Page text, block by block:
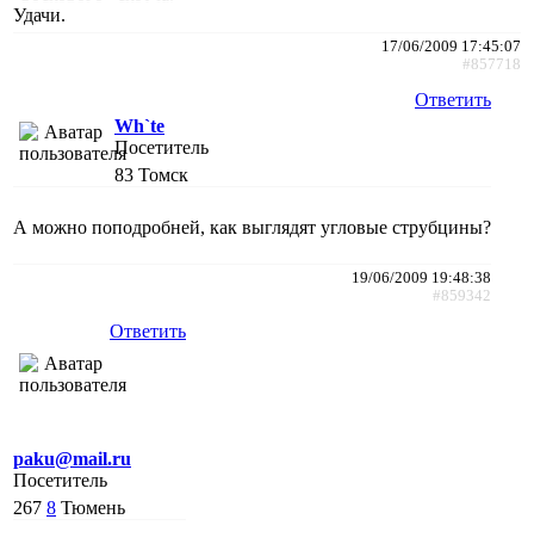
Удачи.
17/06/2009 17:45:07
#857718
Ответить
Wh`te
Посетитель
83 Томск
А можно поподробней, как выглядят угловые струбцины?
19/06/2009 19:48:38
#859342
Ответить
paku@mail.ru
Посетитель
267 8 Тюмень